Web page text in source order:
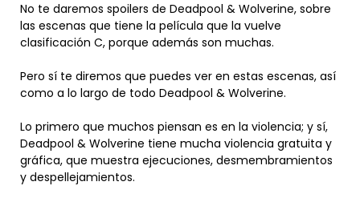
No te daremos spoilers de Deadpool & Wolverine, sobre
las escenas que tiene la película que la vuelve
clasificación C, porque además son muchas.
Pero sí te diremos que puedes ver en estas escenas, así
como a lo largo de todo Deadpool & Wolverine.
Lo primero que muchos piensan es en la violencia; y sí,
Deadpool & Wolverine tiene mucha violencia gratuita y
gráfica, que muestra ejecuciones, desmembramientos
y despellejamientos.